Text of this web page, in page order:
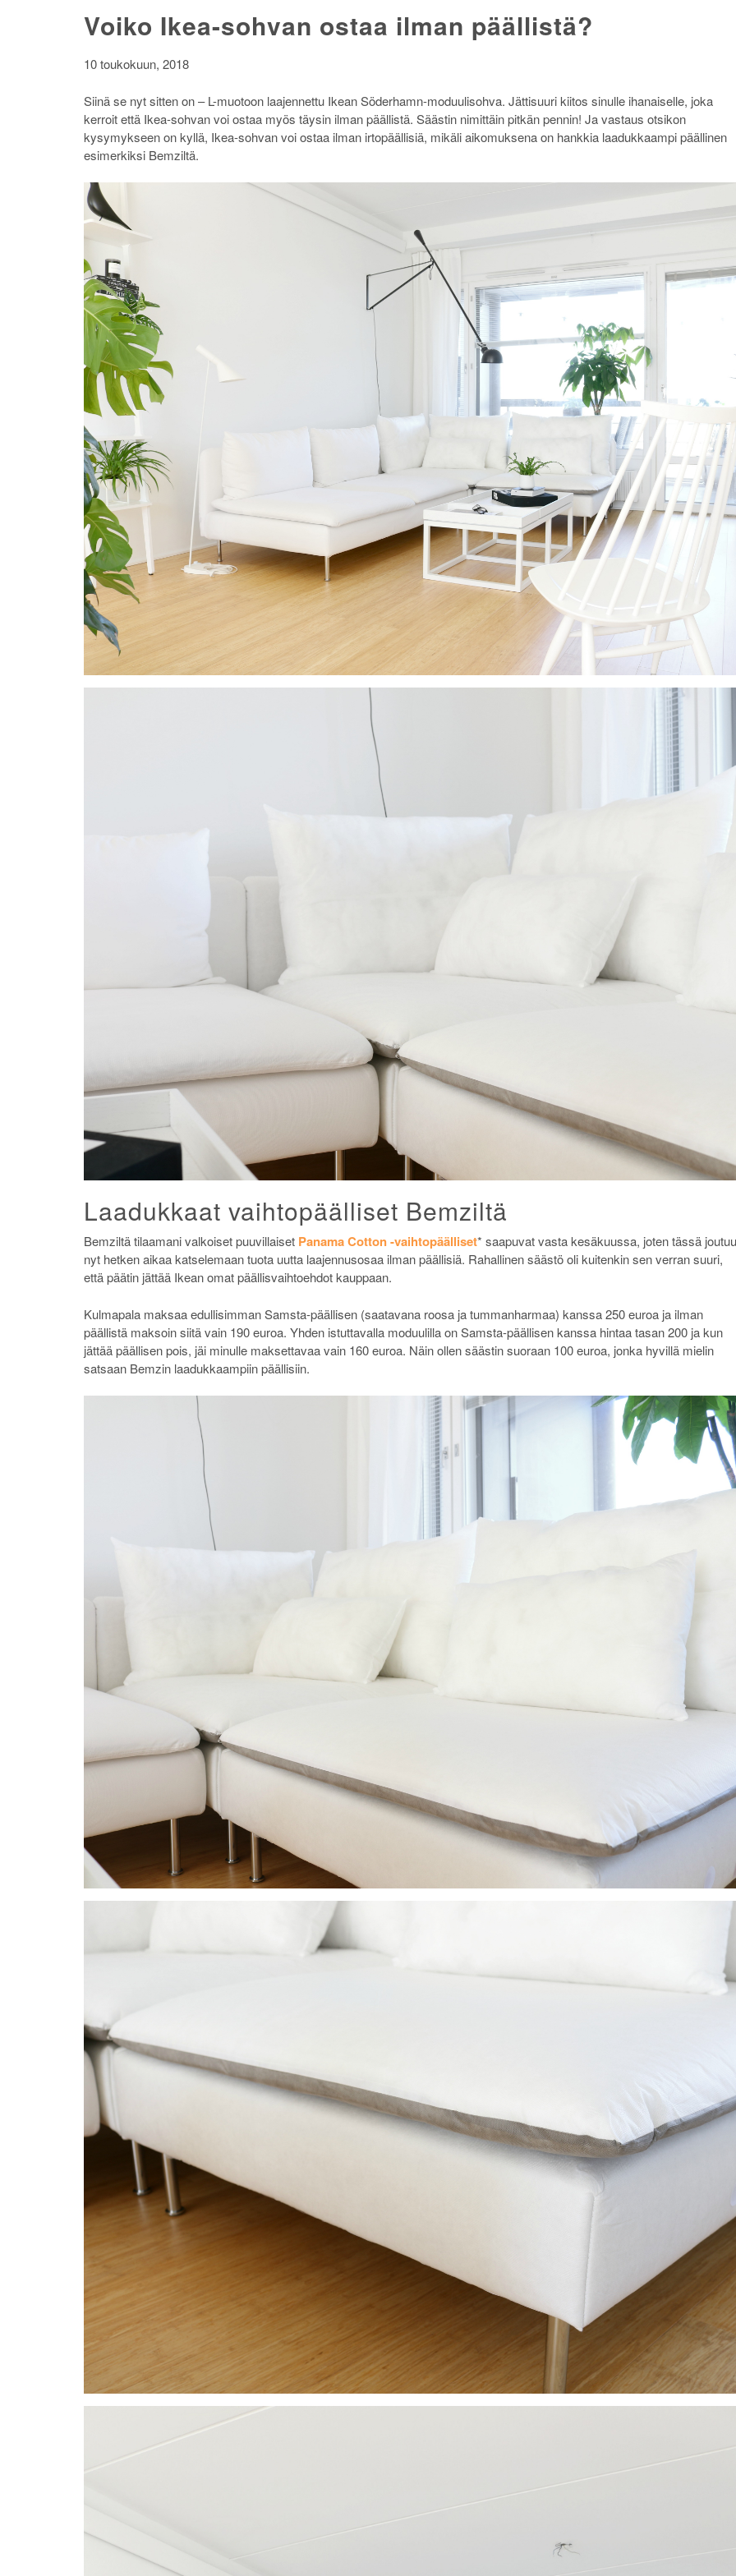
Voiko Ikea-sohvan ostaa ilman päällistä?
10 toukokuun, 2018
Siinä se nyt sitten on – L-muotoon laajennettu Ikean Söderhamn-moduulisohva. Jättisuuri kiitos sinulle ihanaiselle, joka
kerroit että Ikea-sohvan voi ostaa myös täysin ilman päällistä. Säästin nimittäin pitkän pennin! Ja vastaus otsikon
kysymykseen on kyllä, Ikea-sohvan voi ostaa ilman irtopäällisiä, mikäli aikomuksena on hankkia laadukkaampi päällinen
esimerkiksi Bemziltä.
Laadukkaat vaihtopäälliset Bemziltä
Bemziltä tilaamani valkoiset puuvillaiset Panama Cotton -vaihtopäälliset* saapuvat vasta kesäkuussa, joten tässä joutuu
nyt hetken aikaa katselemaan tuota uutta laajennusosaa ilman päällisiä. Rahallinen säästö oli kuitenkin sen verran suuri,
että päätin jättää Ikean omat päällisvaihtoehdot kauppaan.
Kulmapala maksaa edullisimman Samsta-päällisen (saatavana roosa ja tummanharmaa) kanssa 250 euroa ja ilman
päällistä maksoin siitä vain 190 euroa. Yhden istuttavalla moduulilla on Samsta-päällisen kanssa hintaa tasan 200 ja kun
jättää päällisen pois, jäi minulle maksettavaa vain 160 euroa. Näin ollen säästin suoraan 100 euroa, jonka hyvillä mielin
satsaan Bemzin laadukkaampiin päällisiin.